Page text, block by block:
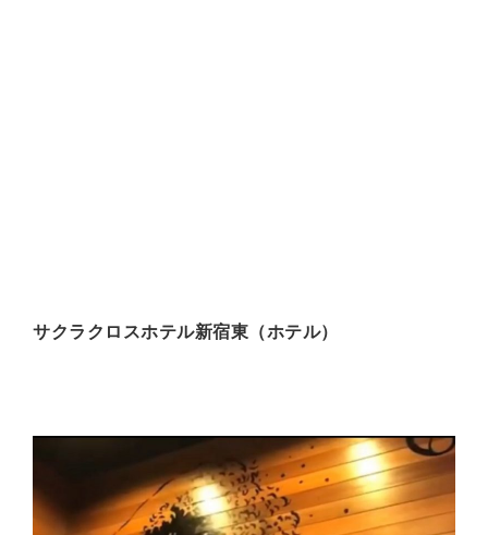
サクラクロスホテル新宿東（ホテル）